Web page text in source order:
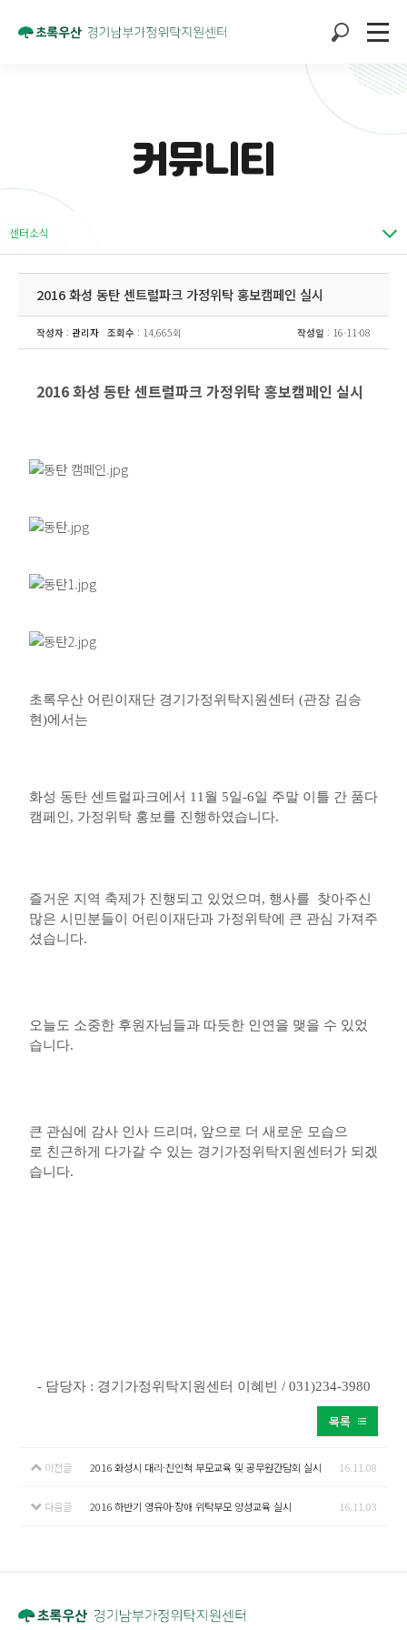
커뮤니티
센터소식
2016 화성 동탄 센트럴파크 가정위탁 홍보캠페인 실시
작성자 : 관리자 조회수 : 14,665회 작성일 : 16-11-08
2016 화성 동탄 센트럴파크 가정위탁 홍보캠페인 실시
초록우산 어린이재단 경기가정위탁지원센터 (관장 김승
현)에서는
화성 동탄 센트럴파크에서 11월 5일-6일 주말 이틀 간 품다
캠페인, 가정위탁 홍보를 진행하였습니다.
즐거운 지역 축제가 진행되고 있었으며, 행사를 찾아주신
많은 시민분들이 어린이재단과 가정위탁에 큰 관심 가져주
셨습니다.
오늘도 소중한 후원자님들과 따듯한 인연을 맺을 수 있었
습니다.
큰 관심에 감사 인사 드리며, 앞으로 더 새로운 모습으
로 친근하게 다가갈 수 있는 경기가정위탁지원센터가 되겠
습니다.
- 담당자 : 경기가정위탁지원센터 이혜빈 / 031)234-3980
목록
이전글 2016 화성시 대리·친인척 부모교육 및 공무원간담회 실시 16.11.08
다음글 2016 하반기 영유아·장애 위탁부모 양성교육 실시 16.11.03